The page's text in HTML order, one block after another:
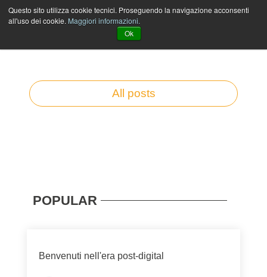
Questo sito utilizza cookie tecnici. Proseguendo la navigazione acconsenti
all'uso dei cookie. Maggiori informazioni.
Ok
The stream of the Arkage
All posts
POPULAR
Benvenuti nell'era post-digital